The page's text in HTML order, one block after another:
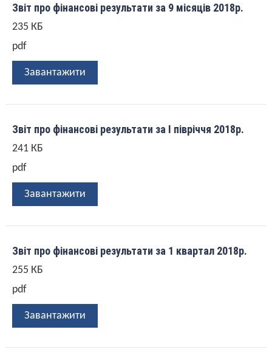
Звіт про фінансові результати за 9 місяців 2018р.
235 КБ
pdf
Завантажити
Звіт про фінансові результати за І півріччя 2018р.
241 КБ
pdf
Завантажити
Звіт про фінансові результати за 1 квартал 2018р.
255 КБ
pdf
Завантажити